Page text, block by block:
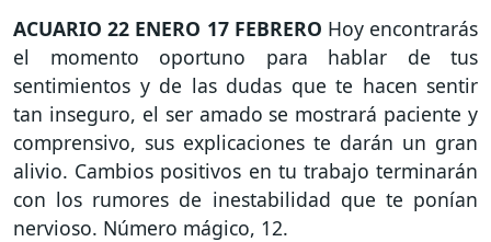
ACUARIO 22 ENERO 17 FEBRERO Hoy encontrarás
el momento oportuno para hablar de tus
sentimientos y de las dudas que te hacen sentir
tan inseguro, el ser amado se mostrará paciente y
comprensivo, sus explicaciones te darán un gran
alivio. Cambios positivos en tu trabajo terminarán
con los rumores de inestabilidad que te ponían
nervioso. Número mágico, 12.